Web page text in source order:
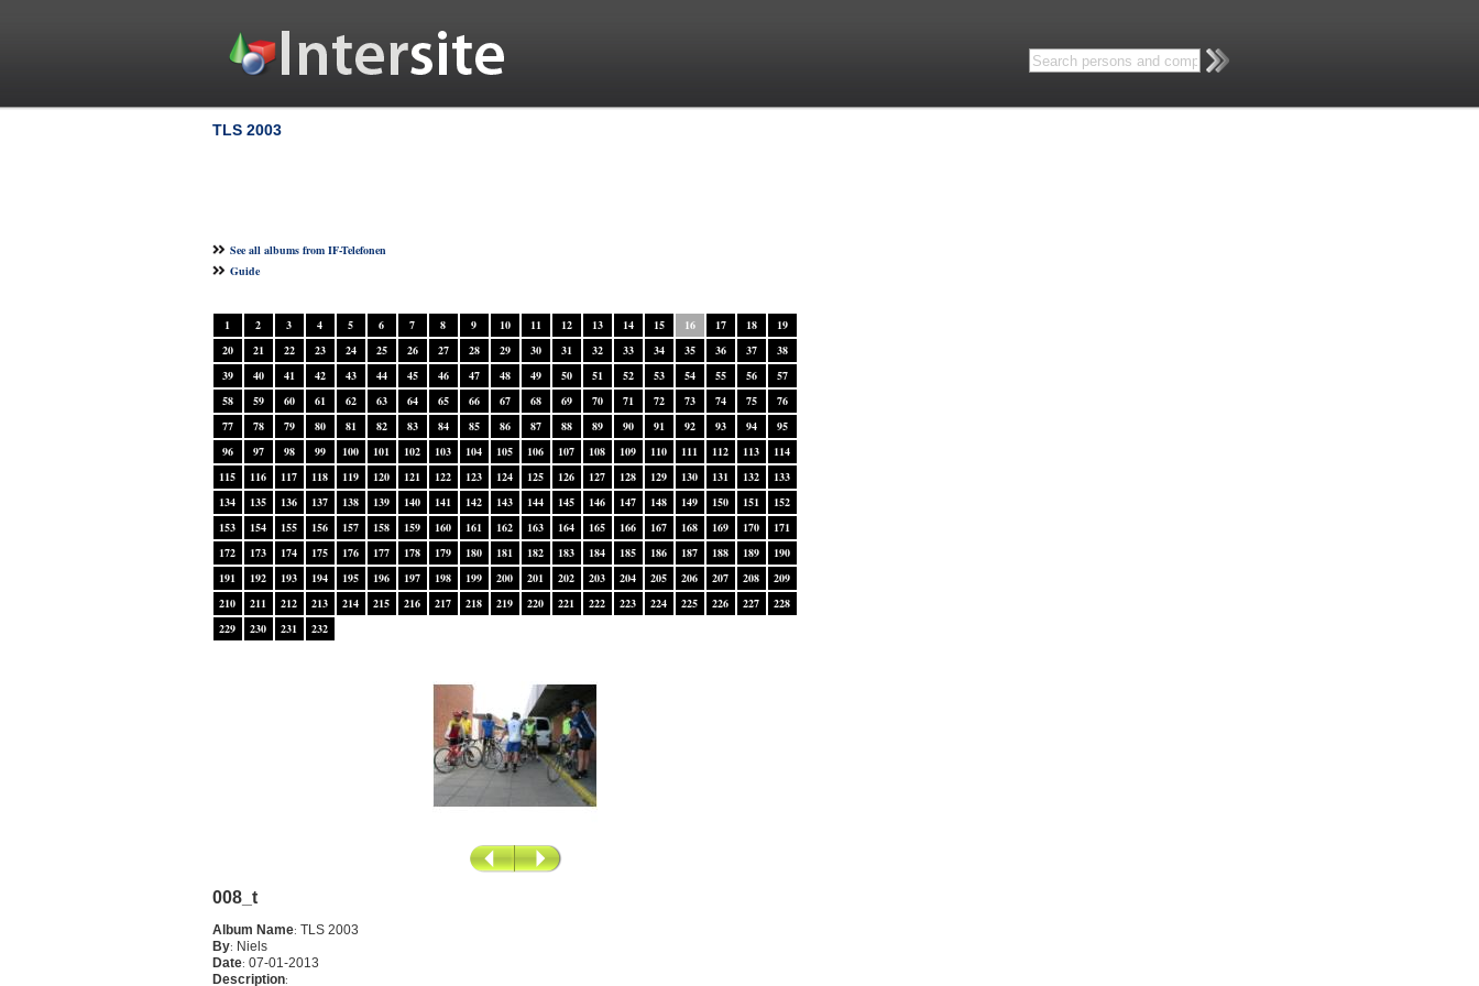
TLS 2003
See all albums from IF-Telefonen
Guide
1 2 3 4 5 6 7 8 9 10 11 12 13 14 15 16 17 18
19
20
21 22 23 24 25 26 27 28 29 30 31 32 33 34 35 36 37
38
39
40 41 42 43 44 45 46 47 48 49 50 51 52 53 54 55 56
57
58
59 60 61 62 63 64 65 66 67 68 69 70 71 72 73 74 75
76
77
78 79 80 81 82 83 84 85 86 87 88 89 90 91 92 93 94
95
96
97 98 99 100 101 102 103 104 105 106 107 108 109 110 111 112 113
114
115
116 117 118 119 120 121 122 123 124 125 126 127 128 129 130 131 132
133
134
135 136 137 138 139 140 141 142 143 144 145 146 147 148 149 150 151
152
153
154 155 156 157 158 159 160 161 162 163 164 165 166 167 168 169 170
171
172
173 174 175 176 177 178 179 180 181 182 183 184 185 186 187 188 189
190
191
192 193 194 195 196 197 198 199 200 201 202 203 204 205 206 207 208
209
210
211 212 213 214 215 216 217 218 219 220 221 222 223 224 225 226 227
228
229
230 231 232
008_t
Album Name: TLS 2003
By: Niels
Date: 07-01-2013
Description: